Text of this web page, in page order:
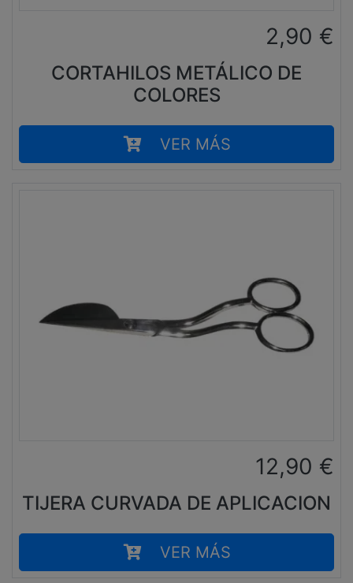
2,90 €
CORTAHILOS METÁLICO DE
COLORES
VER MÁS
12,90 €
TIJERA CURVADA DE APLICACION
VER MÁS